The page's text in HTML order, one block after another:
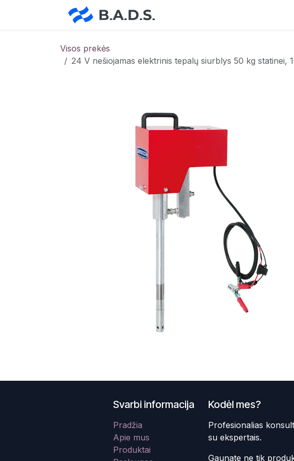
Visos prekės
24 V nešiojamas elektrinis tepalų siurblys 50 kg statinei,
Kodėl mes?
Profesionalias
su ekspertais.
Gaunate ne tik
Svarbi informacija
Pradžia
Apie mus
Produktai